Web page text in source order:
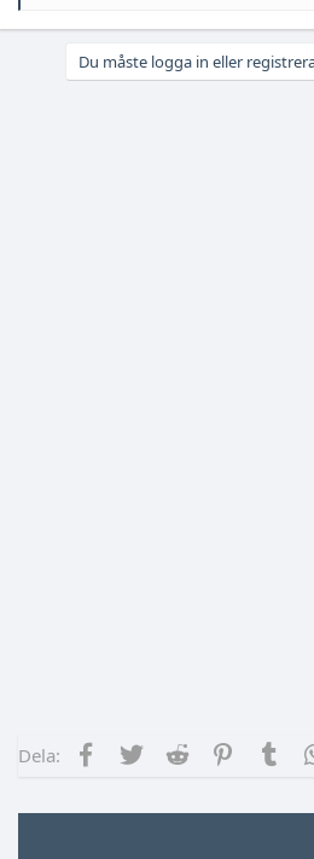
Du måste logga in eller
Dela: Facebook
TwitterReddit Pinterest